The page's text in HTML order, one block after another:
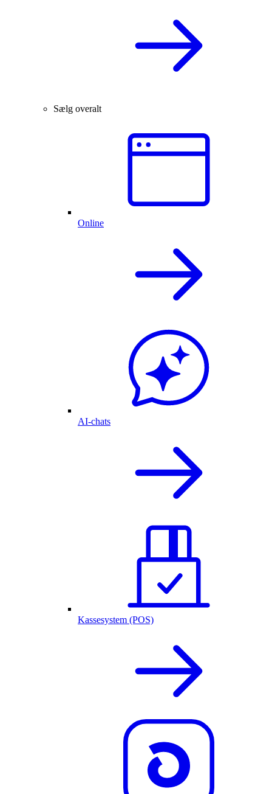
Sælg overalt
Online
AI-chats
Kassesystem (POS)